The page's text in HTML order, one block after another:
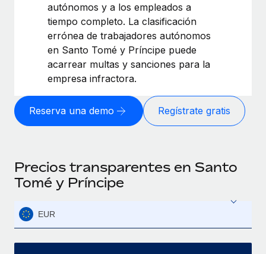
autónomos y a los empleados a
tiempo completo. La clasificación
errónea de trabajadores autónomos
en Santo Tomé y Príncipe puede
acarrear multas y sanciones para la
empresa infractora.
Reserva una demo Regístrate gratis
Precios transparentes en Santo
Tomé y Príncipe
EUR